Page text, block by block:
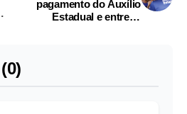
pagamento do Auxílio
Estadual e entrega